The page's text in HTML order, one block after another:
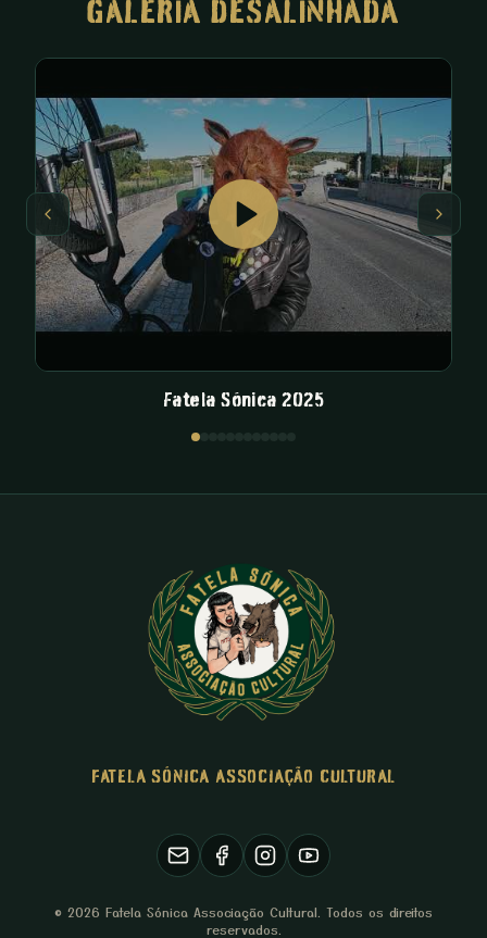
GALERIA DESALINHADA
Fatela Sónica 2025
FATELA SÓNICA ASSOCIAÇÃO CULTURAL
© 2026 Fatela Sónica Associação Cultural. Todos os direitos
reservados.